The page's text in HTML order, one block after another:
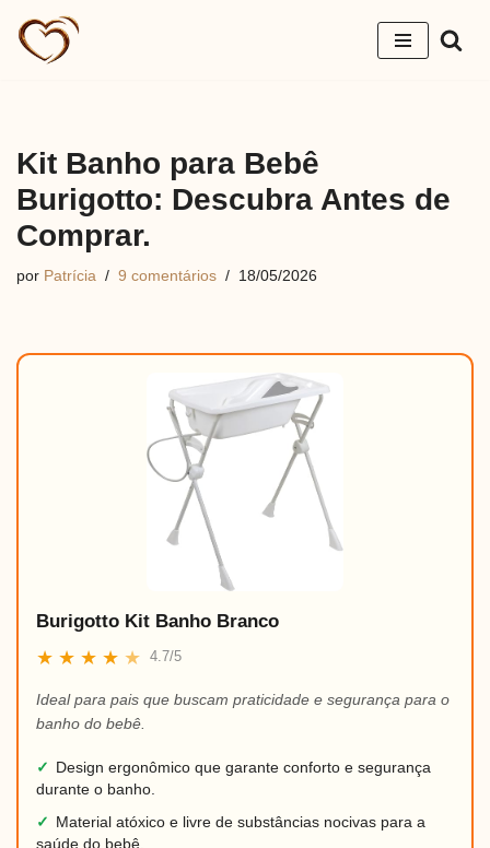
Pular
Kit Banho para Bebê
Burigotto: Descubra Antes de
Comprar.
por Patrícia 9 comentários 18/05/2026
Burigotto Kit Banho Branco
★ ★ ★ ★ ★ 4.7/5
Ideal para pais que buscam praticidade e segurança para o
banho do bebê.
✓
Design ergonômico que garante conforto e segurança
durante o banho.
✓
Material atóxico e livre de substâncias nocivas para a
saúde do bebê.